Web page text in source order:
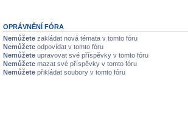
OPRÁVNĚNÍ FÓRA
Nemůžete zakládat nová témata v tomto fóru
Nemůžete odpovídat v tomto fóru
Nemůžete upravovat své příspěvky v tomto fóru
Nemůžete mazat své příspěvky v tomto fóru
Nemůžete přikládat soubory v tomto fóru